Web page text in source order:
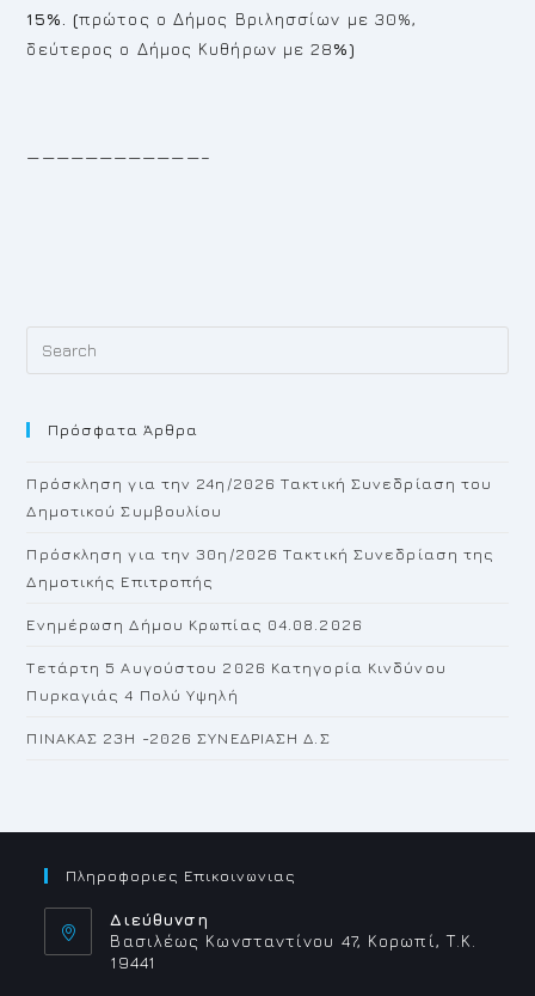
15%. (πρώτος ο Δήμος Βριλησσίων με 30%,
δεύτερος ο Δήμος Κυθήρων με 28%)
————————————–
Πρόσφατα Άρθρα
Πρόσκληση για την 24η/2026 Τακτική Συνεδρίαση του
Δημοτικού Συμβουλίου
Πρόσκληση για την 30η/2026 Τακτική Συνεδρίαση της
Δημοτικής Επιτροπής
Ενημέρωση Δήμου Κρωπίας 04.08.2026
Τετάρτη 5 Αυγούστου 2026 Κατηγορία Κινδύνου
Πυρκαγιάς 4 Πολύ Υψηλή
ΠΙΝΑΚΑΣ 23H -2026 ΣΥΝΕΔΡΙΑΣΗ Δ.Σ
Πληροφοριες Επικοινωνιας
Διεύθυνση
Βασιλέως Κωνσταντίνου 47, Κορωπί, Τ.Κ.
19441